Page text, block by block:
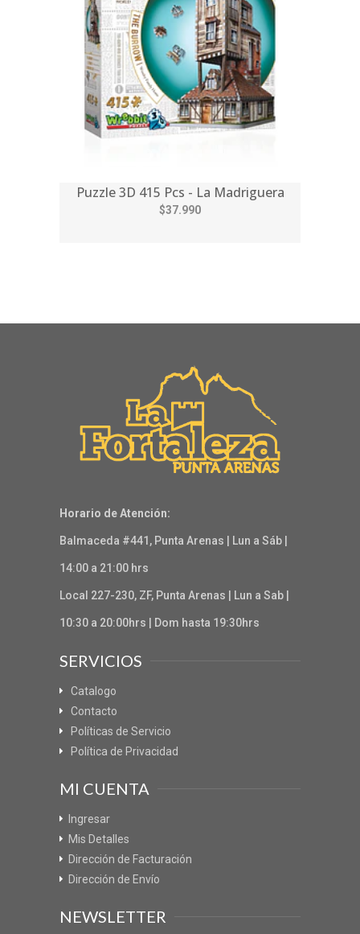
Puzzle 3D 415 Pcs - La Madriguera
$37.990
Horario de Atención:
Balmaceda #441, Punta Arenas | Lun a Sáb |
14:00 a 21:00 hrs
Local 227-230, ZF, Punta Arenas | Lun a Sab |
10:30 a 20:00hrs | Dom hasta 19:30hrs
SERVICIOS
Catalogo
Contacto
Políticas de Servicio
Política de Privacidad
MI CUENTA
Ingresar
Mis Detalles
Dirección de Facturación
Dirección de Envío
NEWSLETTER